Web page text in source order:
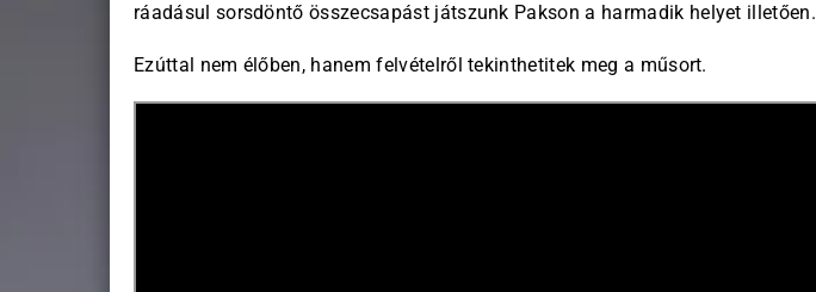
ráadásul sorsdöntő összecsapást játszunk Pakson a harmadik helyet illetően.
Ezúttal nem élőben, hanem felvételről tekinthetitek meg a műsort.